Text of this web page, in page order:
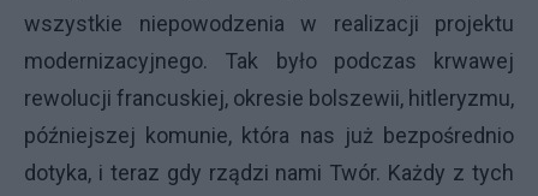
wszystkie niepowodzenia w realizacji projektu
modernizacyjnego. Tak było podczas krwawej
rewolucji francuskiej, okresie bolszewii, hitleryzmu,
późniejszej komunie, która nas już bezpośrednio
dotyka, i teraz gdy rządzi nami Twór. Każdy z tych